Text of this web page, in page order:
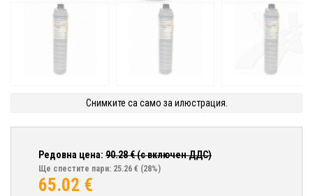
Снимките са само за илюстрация.
Редовна цена: 90.28€ (с включен ДДС)
Ще спестите пари: 25.26 € (28%)
65.02 €